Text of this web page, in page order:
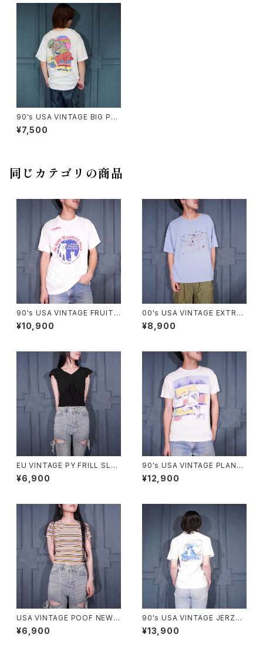
90's USA VINTAGE BIG PRI
CK ST.PETE BEACH FLORI
DA 92 SUMMER STRAND D
¥7,500
同じカテゴリの商品
90's USA VINTAGE FRUIT
OF THE LOOM PETS MART
BE KIND TO ANIMALS WEE
くしよう習慣プリントデザインT
¥10,900
00's USA VINTAGE EXTRA
Elements PAINT DESIGN T
SHIRT/00年代アメリカ古着ペ
¥8,900
EU VINTAGE PY FRILL SLEE
VE SHARING DESIGN HALF
SLEEVE TOPS MADE IN ITA
¥6,900
90's USA VINTAGE PLAN-9
ART PRINT DESIGN T SHIR
T/90年代アメリカ古着アートプ
¥12,900
USA VINTAGE POOF NEW Y
ORK COLORFUL BORDER P
ATTERNED HALF SLEEVE T
¥6,900
90's USA VINTAGE JERZEE
S CAPCOM MEGA MAN PRI
NT DESIGN T SHIRT/90年
¥13,900